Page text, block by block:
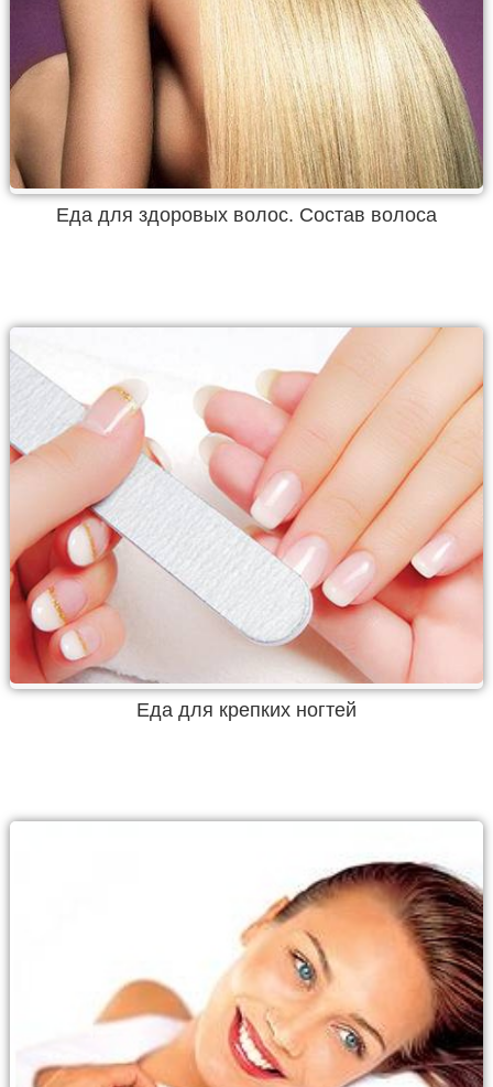
Еда для здоровых волос. Состав волоса
Еда для крепких ногтей